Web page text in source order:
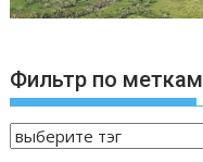
Фильтр по меткам